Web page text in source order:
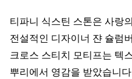
티파니 식스틴 스톤은 사랑
전설적인 디자이너 쟌 슐럼
크로스 스티치 모티프는 텍
뿌리에서 영감을 받았습니